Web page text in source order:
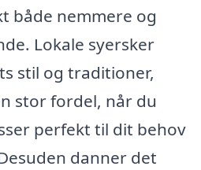
både nemmere og
Lokale syersker
stil og traditioner,
stor fordel, når du
perfekt til dit behov
danner det